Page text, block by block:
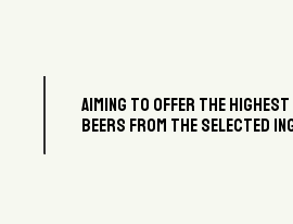
AIMING TO OFFER THE
BEERS FROM THE SELECTED